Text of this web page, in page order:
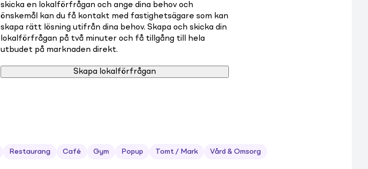
skicka en lokalförfrågan och ange dina behov och
önskemål kan du få kontakt med fastighetsägare som kan
skapa rätt lösning utifrån dina behov. Skapa och skicka din
lokalförfrågan på två minuter och få tillgång till hela
utbudet på marknaden direkt.
Skapa lokalförfrågan
Restaurang Café Gym Popup Tomt / Mark Vård & Omsorg